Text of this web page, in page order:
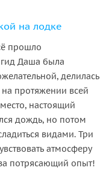
на лодке
прошло
Даша была
делилась
протяжении всей
настоящий
дождь, но потом
видами. Три
атмосферу
потрясающий опыт!